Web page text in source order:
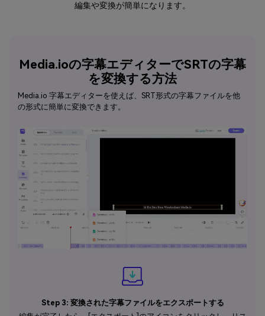
編集や変換が簡単になります。
Media.ioの字幕エディターでSRTの字幕
を変換する方法
Media.io 字幕エディターを使えば、SRT形式の字幕ファイルを他
の形式に簡単に変換できます。
Step 3: 変換された字幕ファイルをエクスポートする